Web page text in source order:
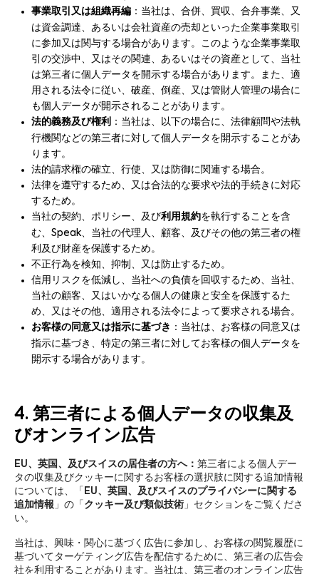
事業取引又は組織再編 ：当社は、合併、買収、合弁事業、又
は資金調達、あるいは会社資産の売却といった企業事業取引
に参加又は関与する場合があります。このような企業事業取
引の交渉中、又はその関連、あるいはその資産として、当社
は第三者に個人データを開示する場合があります。また、適
用される法令に従い、破産、倒産、又は管財人管理の場合に
も個人データが開示されることがあります。
法的義務及び権利
：当社は、以下の場合に、法律顧問や法執
行機関などの第三者に対して個人データを開示することがあ
ります。
法的請求権の確立、行使、又は防御に関連する場合。
法律を遵守するため、又は合法的な要求や法的手続きに対応
するため。
当社の契約、ポリシー、及び利用規約を執行することを含
む、Speak、当社の代理人、顧客、及びその他の第三者の権
利及び財産を保護するため。
不正行為を検知、抑制、又は防止するため。
信用リスクを低減し、当社への負債を回収するため、当社、
当社の顧客、又はいかなる個人の健康と安全を保護するた
め、又はその他、適用される法令によって要求される場合。
お客様の同意又は指示に基づき ：当社は、お客様の同意又は
指示に基づき、特定の第三者に対してお客様の個人データを
開示する場合があります。
4. 第三者による個人データの収集及
びオンライン広告
EU、英国、及びスイスの居住者の方へ： 第三者による個人デー
タの収集及びクッキーに関するお客様の選択肢に関する追加情報
については、「 EU、英国、及びスイスのプライバシーに関する
追加情報 」の「 クッキー及び類似技術 」セクションをご覧くださ
い。
当社は、興味・関心に基づく広告に参加し、お客様の閲覧履歴に
基づいてターゲティング広告を配信するために、第三者の広告会
社を利用することがあります。当社は、第三者のオンライン広告